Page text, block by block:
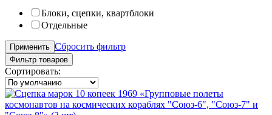
Блоки, сцепки, квартблоки
Отдельные
Применить Сбросить фильтр
Фильтр товаров
Сортировать: